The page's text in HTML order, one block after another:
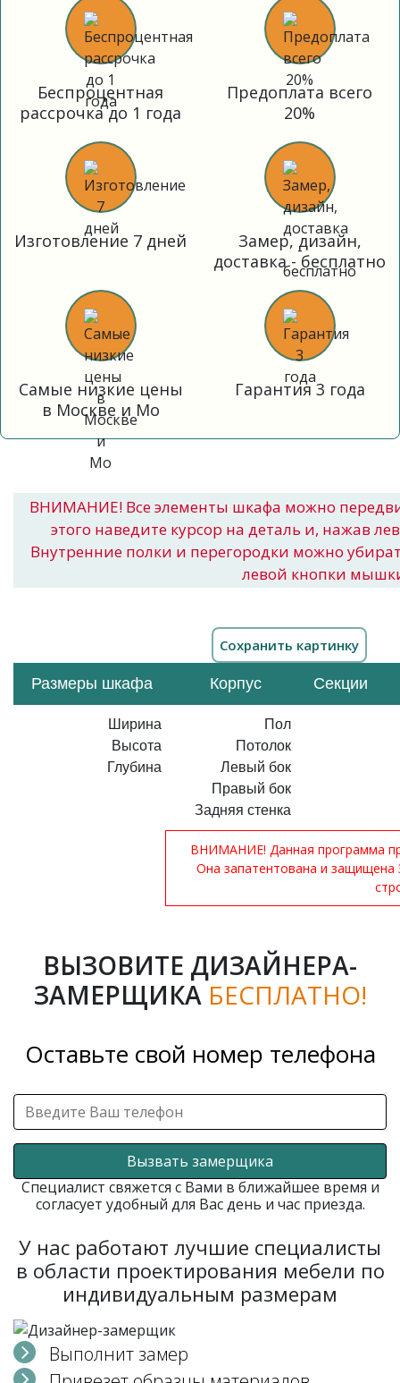
Беспроцентная
рассрочка до 1 года
Предоплата всего
20%
Изготовление 7 дней
Замер, дизайн,
доставка - бесплатно
Самые низкие цены
в Москве и Мо
Гарантия 3 года
ВНИМАНИЕ! Все элементы шкафа можно
этого наведите курсор на деталь и, нажав
Внутренние полки и перегородки можно
левой кнопки
Размеры шкафа Корпус Секции
Ширина
Высота
Глубина
Пол
Потолок
Левый бок
Правый бок
Задняя стенка
ВНИМАНИЕ! Данная программа
Она запатентована и
ВЫЗОВИТЕ ДИЗАЙНЕРА-
ЗАМЕРЩИКА БЕСПЛАТНО!
Оставьте свой номер телефона
Вызвать замерщика
Специалист свяжется с Вами в ближайшее время и
согласует удобный для Вас день и час приезда.
У нас работают лучшие специалисты
в области проектирования мебели по
индивидуальным размерам
Выполнит замер